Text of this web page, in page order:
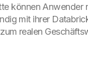
können Anwender
mit ihrer
realen